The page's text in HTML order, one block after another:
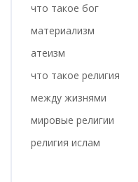
что такое бог
материализм
атеизм
что такое религия
между жизнями
мировые религии
религия ислам